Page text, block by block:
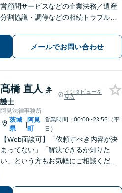
営顧問サービスなどの企業法務／遺産
分割協議・調停などの相続トラブルや
問題を中心に、幅広くご相談を承りま
す【土日祝対応可】分かりやすく丁寧
な対応を心がけ、最善の解決を目指し
ます
メールでお問い合わせ
髙橋 直人 弁
護士
インタビューを
見る
阿見法律事務所
茨城
県
|
阿見
町
営業時間：00:00~23:55（平
日）
【Web面談可】「依頼すべき内容が決
まってない」「解決できるか知りた
い」という方もお気軽にご相談くださ